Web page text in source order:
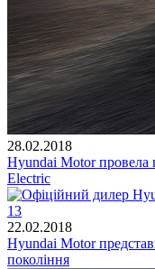
28.02.2018
Hyundai Motor провела
Electric
22.02.2018
Hyundai Motor
покоління